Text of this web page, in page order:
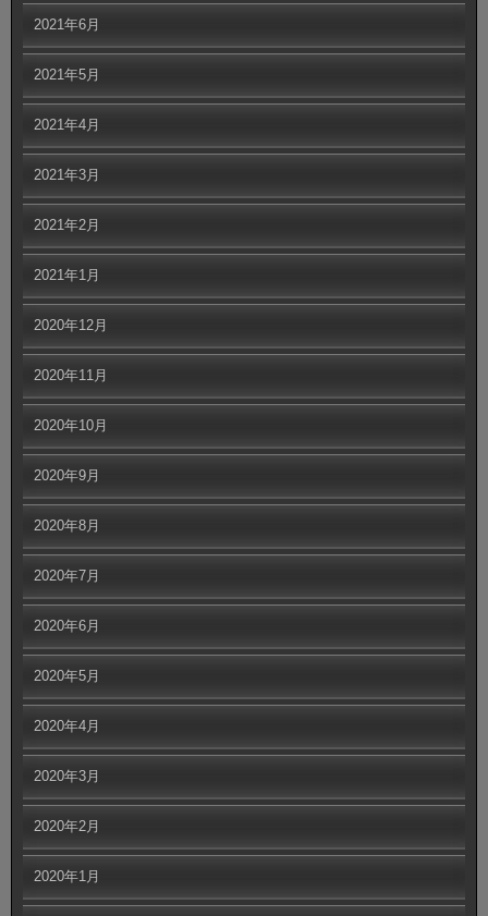
2021年6月
2021年5月
2021年4月
2021年3月
2021年2月
2021年1月
2020年12月
2020年11月
2020年10月
2020年9月
2020年8月
2020年7月
2020年6月
2020年5月
2020年4月
2020年3月
2020年2月
2020年1月